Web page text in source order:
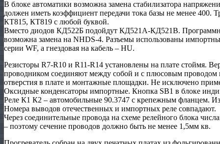
В блоке автоматики возможна замена стабилизатора
должен иметь коэффициент передачи тока базы не менее 400.
КТ815, КТ819 с любой буквой.
Вместо диодов КД522Б подойдут КД521А-КД521В.
возможна замена на NHDS-4. Разъемы использованы
серии WF, а гнездовая на кабель – HU.
Резисторы R7-R10 и R11-R14 установлены на плате стоймя.
проводником соединяют между собой и с плюсовым проводом
отверстия в плате и монтажные площадки. Не исключено
Оксидные конденсаторы импортные. Кнопка SB1 в блоке
Реле К1 К2 – автомобильные 90.3747 с крепежным фланцем.
Номера выводов отечественных и импортных реле совпадают.
Через соединительные провода на схеме релейного блока
– поэтому сечение проводов должно быть не менее 1,5мм кв.